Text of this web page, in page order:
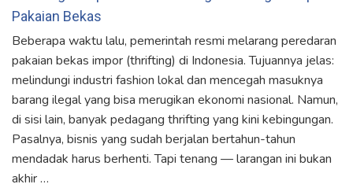
Pakaian Bekas
Beberapa waktu lalu, pemerintah resmi melarang peredaran
pakaian bekas impor (thrifting) di Indonesia. Tujuannya jelas:
melindungi industri fashion lokal dan mencegah masuknya
barang ilegal yang bisa merugikan ekonomi nasional. Namun,
di sisi lain, banyak pedagang thrifting yang kini kebingungan.
Pasalnya, bisnis yang sudah berjalan bertahun-tahun
mendadak harus berhenti. Tapi tenang — larangan ini bukan
akhir …